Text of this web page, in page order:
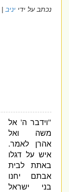
נכתב על ידייניב| 15/5/2026
וידבר ה 'אל
משה ואל
אהרן לאמר.
איש על דגלו
באתת לבית
אבתם יחנו
בני ישראל